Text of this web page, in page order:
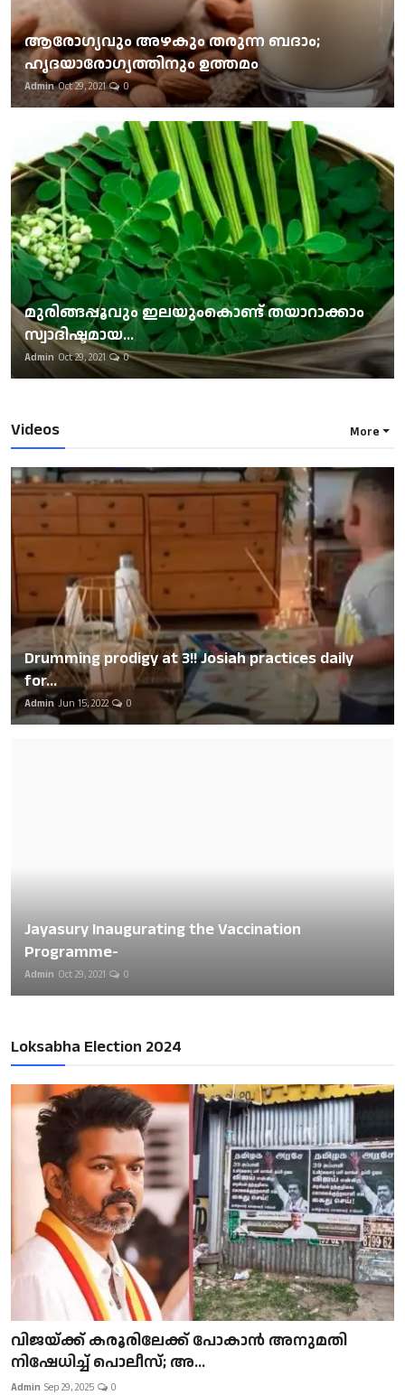
ആരോഗ്യവും അഴകും തരുന്ന ബദാം;
ഹൃദയാരോഗ്യത്തിനും ഉത്തമം
Admin Oct 29, 2021 0
മുരിങ്ങപ്പൂവും ഇലയുംകൊണ്ട് തയാറാക്കാം
സ്വാദിഷ്ടമായ...
Admin Oct 29, 2021 0
Videos More
Drumming prodigy at 3!! Josiah practices daily
for...
Admin Jun 15, 2022 0
Jayasury Inaugurating the Vaccination
Programme-
Admin Oct 29, 2021 0
Loksabha Election 2024
വിജയ്ക്ക് കരൂരിലേക്ക് പോകാൻ അനുമതി
നിഷേധിച്ച് പൊലീസ്; അ...
Admin Sep 29, 2025 0